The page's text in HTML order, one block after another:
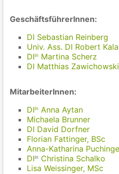
GeschäftsführerInnen:
DI Sebastian Reinberg
Univ. Ass. DI Robert
DIin Martina Scherz
DI Matthias Zawichowski
MitarbeiterInnen:
DIin Anna Aytan
Michaela Brunner
DI David Dorfner
Florian Fattinger, BSc
Anna-Katharina
DIin Christina Schalko
Lisa Weissinger, MSc